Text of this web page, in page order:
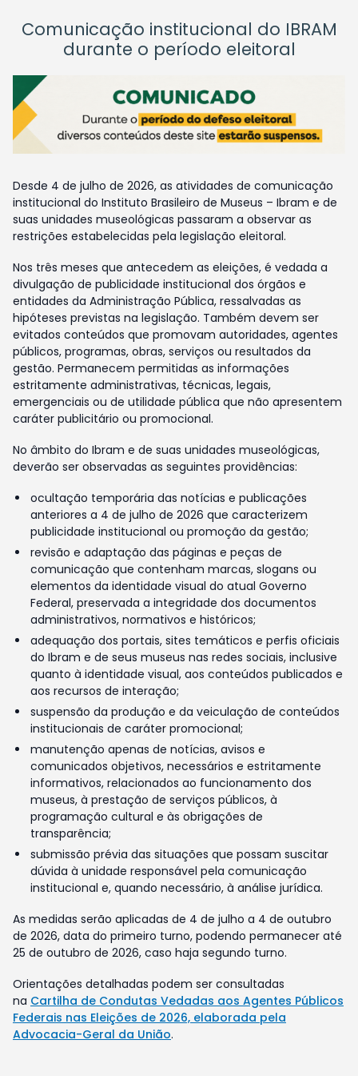
Comunicação institucional do IBRAM
durante o período eleitoral
Desde 4 de julho de 2026, as atividades de comunicação
institucional do Instituto Brasileiro de Museus – Ibram e de
suas unidades museológicas passaram a observar as
restrições estabelecidas pela legislação eleitoral.
Nos três meses que antecedem as eleições, é vedada a
divulgação de publicidade institucional dos órgãos e
entidades da Administração Pública, ressalvadas as
hipóteses previstas na legislação. Também devem ser
evitados conteúdos que promovam autoridades, agentes
públicos, programas, obras, serviços ou resultados da
gestão. Permanecem permitidas as informações
estritamente administrativas, técnicas, legais,
emergenciais ou de utilidade pública que não apresentem
caráter publicitário ou promocional.
No âmbito do Ibram e de suas unidades museológicas,
deverão ser observadas as seguintes providências:
ocultação temporária das notícias e publicações
anteriores a 4 de julho de 2026 que caracterizem
publicidade institucional ou promoção da gestão;
revisão e adaptação das páginas e peças de
comunicação que contenham marcas, slogans ou
elementos da identidade visual do atual Governo
Federal, preservada a integridade dos documentos
administrativos, normativos e históricos;
adequação dos portais, sites temáticos e perfis oficiais
do Ibram e de seus museus nas redes sociais, inclusive
quanto à identidade visual, aos conteúdos publicados e
aos recursos de interação;
suspensão da produção e da veiculação de conteúdos
institucionais de caráter promocional;
manutenção apenas de notícias, avisos e
comunicados objetivos, necessários e estritamente
informativos, relacionados ao funcionamento dos
museus, à prestação de serviços públicos, à
programação cultural e às obrigações de
transparência;
submissão prévia das situações que possam suscitar
dúvida à unidade responsável pela comunicação
institucional e, quando necessário, à análise jurídica.
As medidas serão aplicadas de 4 de julho a 4 de outubro
de 2026, data do primeiro turno, podendo permanecer até
25 de outubro de 2026, caso haja segundo turno.
Orientações detalhadas podem ser consultadas
na Cartilha de Condutas Vedadas aos Agentes Públicos
Federais nas Eleições de 2026, elaborada pela
Advocacia-Geral da União.